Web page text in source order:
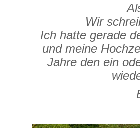
Wir
Ich hatte gerade
und meine
Jahre den ein